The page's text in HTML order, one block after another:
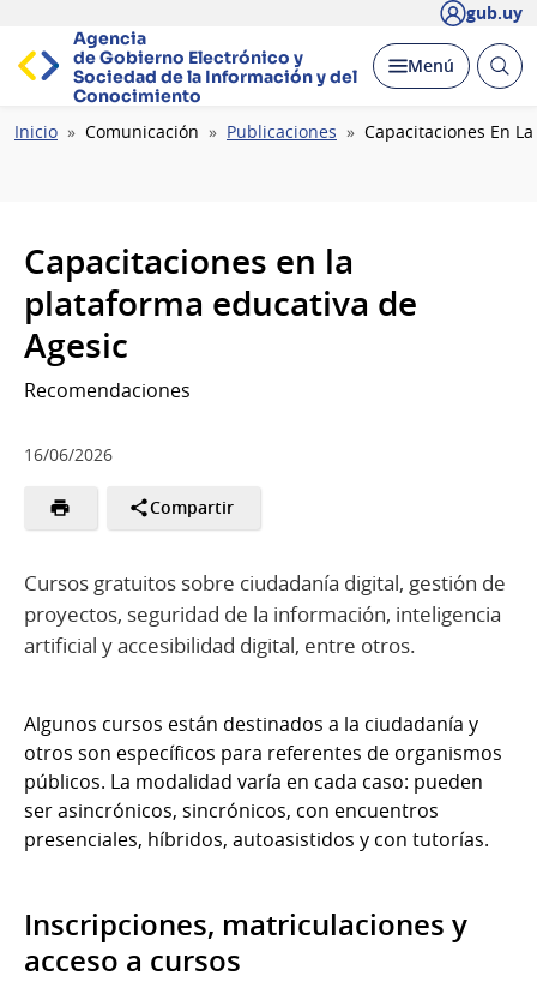
gub.uy
Agencia
de Gobierno Electrónico y
Sociedad de la Información y del
Conocimiento
Desplegar
Menú Abrir
Ruta
Inicio Comunicación Publicaciones Capacitaciones En
Capacitaciones en la
plataforma educativa de
Agesic
Recomendaciones
16/06/2026
Compartir
Cursos gratuitos sobre ciudadanía digital, gestión de
proyectos, seguridad de la información, inteligencia
artificial y accesibilidad digital, entre otros.
Algunos cursos están destinados a la ciudadanía y
otros son específicos para referentes de organismos
públicos. La modalidad varía en cada caso: pueden
ser asincrónicos, sincrónicos, con encuentros
presenciales, híbridos, autoasistidos y con tutorías.
Inscripciones, matriculaciones y
acceso a cursos